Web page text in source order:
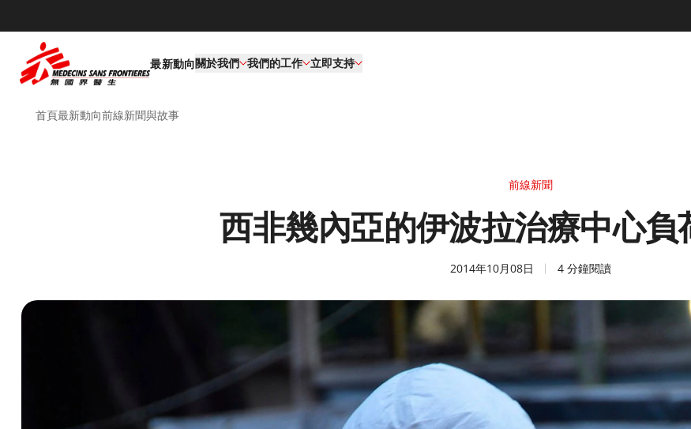
最新動向關於我們 我們的工作​ 立即支持
首頁最新動向前線新聞與故事
前線新聞
西非幾內亞的伊波拉治療中心負
2014年10月08日 4 分鐘閱讀